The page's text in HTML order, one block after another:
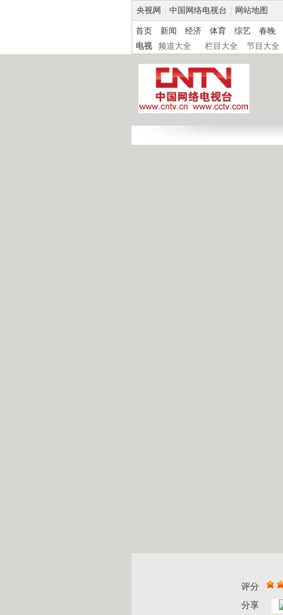
央视网 中国网络电视台 网站地图
首页 新闻 经济 体育 综艺 春晚
电视
频道大全 栏目大全 节目大全
评分
分享